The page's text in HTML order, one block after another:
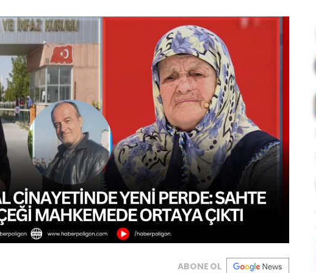
ABONE OL